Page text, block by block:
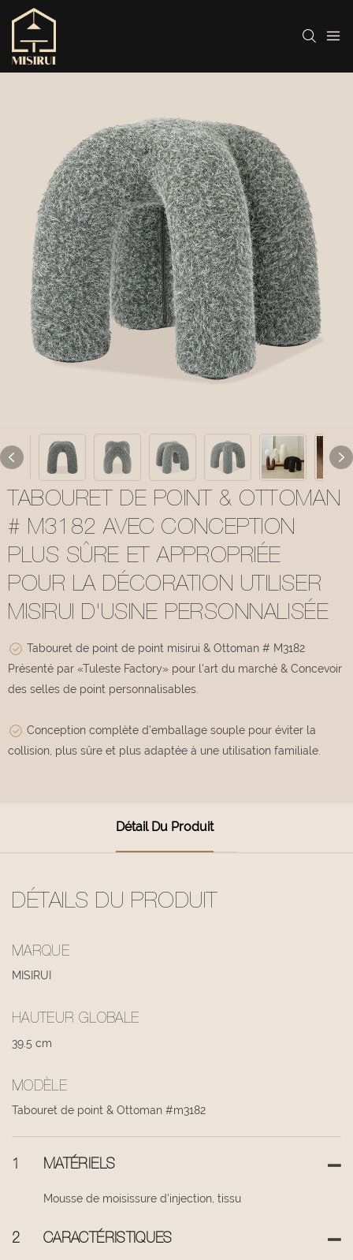
TABOURET DE POINT & OTTOMAN
# M3182 AVEC CONCEPTION
PLUS SÛRE ET APPROPRIÉE
POUR LA DÉCORATION UTILISER
MISIRUI D'USINE PERSONNALISÉE
Tabouret de point de point misirui & Ottoman # M3182
Présenté par «Tuleste Factory» pour l'art du marché & Concevoir
des selles de point personnalisables.
Conception complète d'emballage souple pour éviter la
collision, plus sûre et plus adaptée à une utilisation familiale.
Détail Du Produit
DÉTAILS DU PRODUIT
MARQUE
MISIRUI
HAUTEUR GLOBALE
39.5 cm
MODÈLE
Tabouret de point & Ottoman #m3182
1 MATÉRIELS
Mousse de moisissure d'injection, tissu
2 CARACTÉRISTIQUES